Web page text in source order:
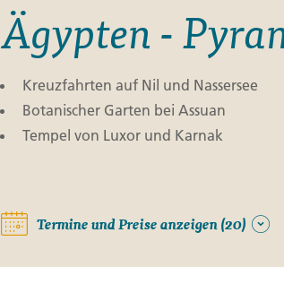
Ägypten -
Kreuzfahrten auf Nil und Nassersee
Botanischer Garten bei Assuan
Tempel von Luxor und Karnak
Termine und Preise anzeigen (20)